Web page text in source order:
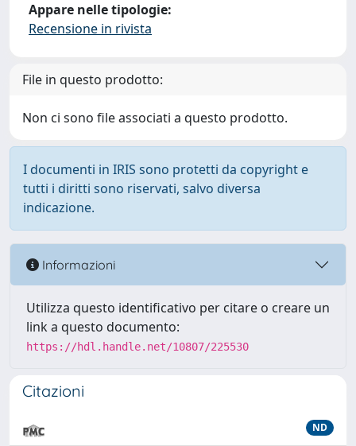
Appare nelle tipologie:
Recensione in rivista
File in questo prodotto:
Non ci sono file associati a questo prodotto.
I documenti in IRIS sono protetti da copyright e
tutti i diritti sono riservati, salvo diversa
indicazione.
Informazioni
Utilizza questo identificativo per citare o creare un
link a questo documento:
https://hdl.handle.net/10807/225530
Citazioni
ND